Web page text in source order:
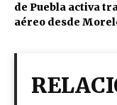
de Puebla activa
aéreo desde